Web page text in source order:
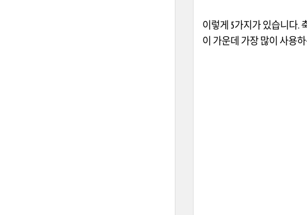
이렇게 5가지가 있습니다.
이 가운데 가장 많이 사용